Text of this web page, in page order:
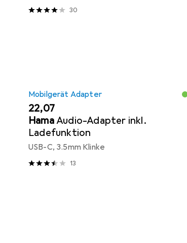
30
Mobilgerät Adapter
EUR
22,07
HamaAudio-Adapter inkl.
Ladefunktion
USB-C, 3.5mm Klinke
13